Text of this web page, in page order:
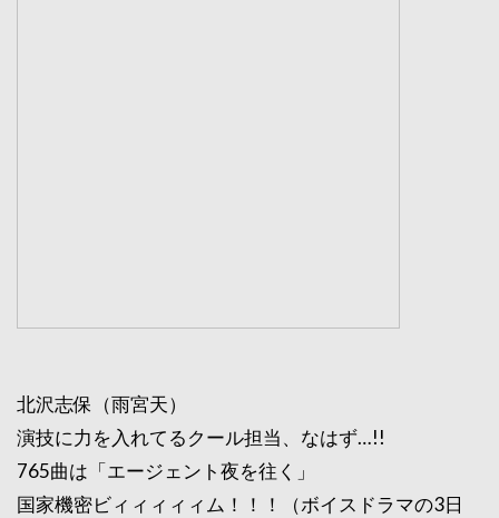
北沢志保（雨宮天）
演技に力を入れてるクール担当、なはず…!!
765曲は「エージェント夜を往く」
国家機密ビィィィィィム！！！（ボイスドラマの3日